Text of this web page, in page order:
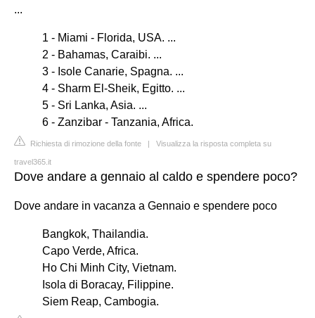
...
1 - Miami - Florida, USA. ...
2 - Bahamas, Caraibi. ...
3 - Isole Canarie, Spagna. ...
4 - Sharm El-Sheik, Egitto. ...
5 - Sri Lanka, Asia. ...
6 - Zanzibar - Tanzania, Africa.
Richiesta di rimozione della fonte | Visualizza la risposta completa su
travel365.it
Dove andare a gennaio al caldo e spendere poco?
Dove andare in vacanza a Gennaio e spendere poco
Bangkok, Thailandia.
Capo Verde, Africa.
Ho Chi Minh City, Vietnam.
Isola di Boracay, Filippine.
Siem Reap, Cambogia.